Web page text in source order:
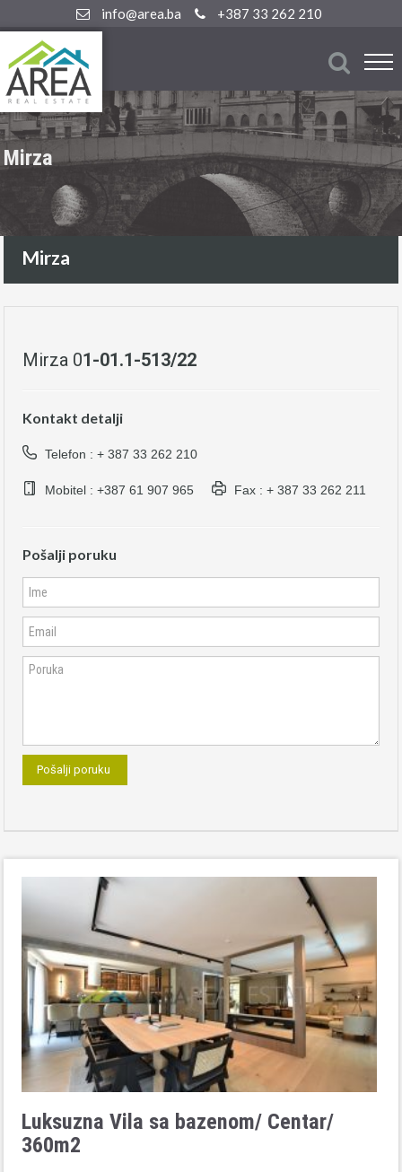
info@area.ba +387 33 262 210
Mirza
Mirza
Mirza 01-01.1-513/22
Kontakt detalji
Telefon : + 387 33 262 210
Mobitel : +387 61 907 965 Fax : + 387 33 262 211
Pošalji poruku
Luksuzna Vila sa bazenom/ Centar/
360m2